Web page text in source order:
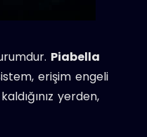
Piabella
erişim engeli
yerden,